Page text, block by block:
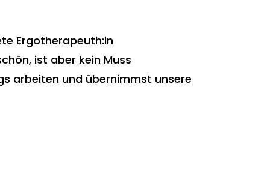
Ergotherapeuth:in
ist aber kein Muss
arbeiten und übernimmst unsere